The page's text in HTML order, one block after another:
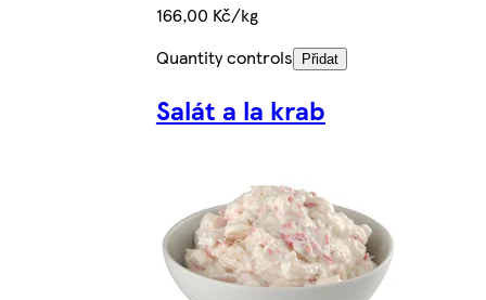
166,00 Kč/kg
Quantity controls
Přidat
Salát a la krab